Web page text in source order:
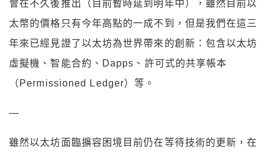
會在不久後推出（目前暫時延到明年中），雖然目前以
太幣的價格只有今年高點的一成不到，但是我們在這三
年來已經見證了以太坊為世界帶來的創新：包含以太坊
虛擬機、智能合約、Dapps、許可式的共享帳本
（Permissioned Ledger）等。
—
雖然以太坊面臨擴容困境目前仍在等待技術的更新，在